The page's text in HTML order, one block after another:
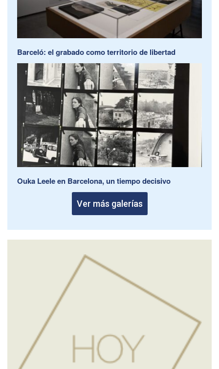
Barceló: el grabado como territorio de libertad
Ouka Leele en Barcelona, un tiempo decisivo
Ver más galerías